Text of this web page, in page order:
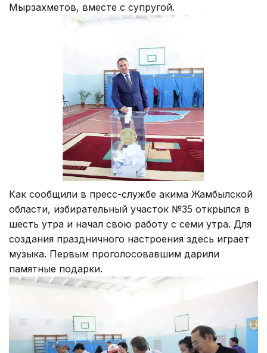
Мырзахметов, вместе с супругой.
Как сообщили в пресс-службе акима Жамбылской
области, избирательный участок №35 открылся в
шесть утра и начал свою работу с семи утра. Для
создания праздничного настроения здесь играет
музыка. Первым проголосовавшим дарили
памятные подарки.